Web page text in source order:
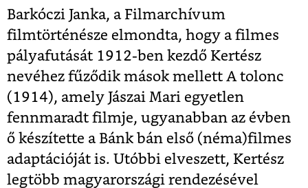
Barkóczi Janka, a Filmarchívum
filmtörténésze elmondta, hogy a filmes
pályafutását 1912-ben kezdő Kertész
nevéhez fűződik mások mellett A tolonc
(1914), amely Jászai Mari egyetlen
fennmaradt filmje, ugyanabban az évben
ő készítette a Bánk bán első (néma)filmes
adaptációját is. Utóbbi elveszett, Kertész
legtöbb magyarországi rendezésével